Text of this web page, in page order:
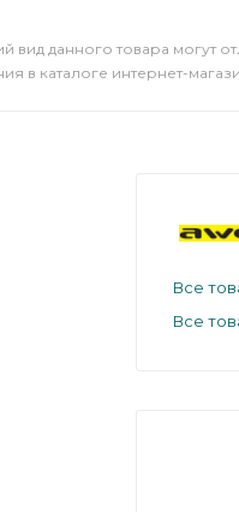
вид данного товара могут
в каталоге интернет-
Все
Все